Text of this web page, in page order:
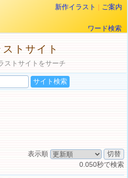
新作イラスト | ご案内
ワード検索
トサイト
ストサイトをサーチ
表示順
0.050秒で検索